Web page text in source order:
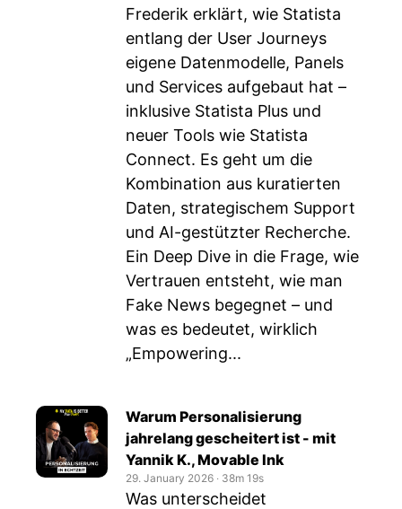
Frederik erklärt, wie Statista
entlang der User Journeys
eigene Datenmodelle, Panels
und Services aufgebaut hat –
inklusive Statista Plus und
neuer Tools wie Statista
Connect. Es geht um die
Kombination aus kuratierten
Daten, strategischem Support
und AI-gestützter Recherche.
Ein Deep Dive in die Frage, wie
Vertrauen entsteht, wie man
Fake News begegnet – und
was es bedeutet, wirklich
„Empowering...
Warum Personalisierung
jahrelang gescheitert ist - mit
Yannik K., Movable Ink
29. January 2026 ‧ 38m 19s
Was unterscheidet